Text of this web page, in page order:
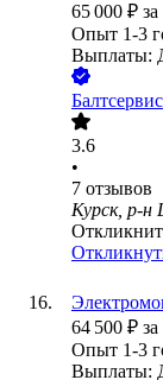
65 000 ₽
Опыт 1-3
Выплаты:
Балтсервис
3.6
•
7 отзывов
Курск, р-н
64 500 ₽
Опыт 1-3
Выплаты: